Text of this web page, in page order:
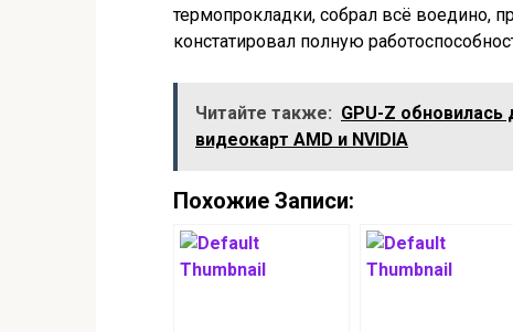
термопрокладки, собрал всё воедино,
констатировал полную
Читайте также: GPU-Z
видеокарт AMD и NVIDIA
Похожие Записи: